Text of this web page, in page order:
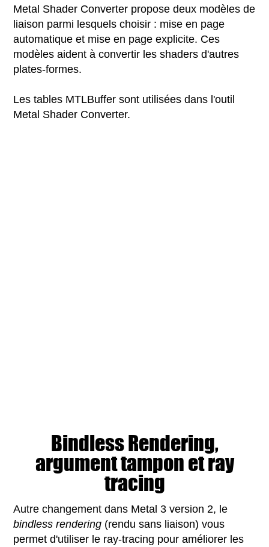
Metal Shader Converter propose deux modèles de
liaison parmi lesquels choisir : mise en page
automatique et mise en page explicite. Ces
modèles aident à convertir les shaders d'autres
plates-formes.
Les tables MTLBuffer sont utilisées dans l'outil
Metal Shader Converter.
Bindless Rendering,
argument tampon et ray
tracing
Autre changement dans Metal 3 version 2, le
bindless rendering (rendu sans liaison) vous
permet d'utiliser le ray-tracing pour améliorer les